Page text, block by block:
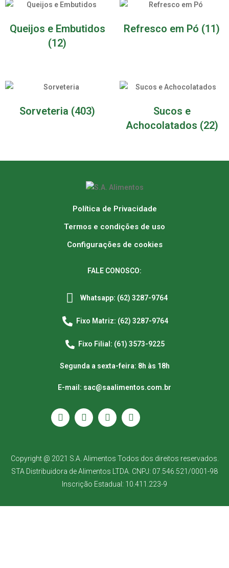
Queijos e Embutidos
(12)
Refresco em Pó (11)
Sorveteria (403)
Sucos e
Achocolatados (22)
Política de Privacidade
Termos e condições de uso
Configurações de cookies
FALE CONOSCO:
Whatsapp: (62) 3287-9764
Fixo Matriz: (62) 3287-9764
Fixo Filial: (61) 3573-9225
Segunda a sexta-feira: 8h às 18h
E-mail: sac@saalimentos.com.br
Copyright @ 2021 S.A. Alimentos Todos dos direitos reservados.
STA Distribuidora de Alimentos LTDA. CNPJ: 07.546.521/0001-98
Inscrição Estadual: 10.411.223-9